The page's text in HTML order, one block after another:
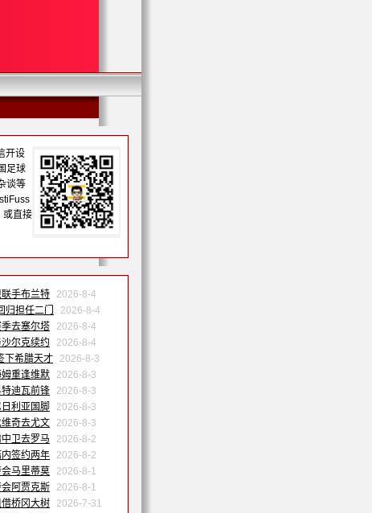
开设
足球
谈等
或直接
手布兰特
2026-8-4
担任二门
2026-8-4
去塞尔塔
2026-8-4
尔克续约
2026-8-4
下希腊天才
2026-8-3
重逢维默
2026-8-3
迪瓦前锋
2026-8-3
利亚国脚
2026-8-3
奇去尤文
2026-8-3
卫去罗马
2026-8-2
签约两年
2026-8-2
马里蒂莫
2026-8-1
阿贾克斯
2026-8-1
桥冈大树
2026-7-31